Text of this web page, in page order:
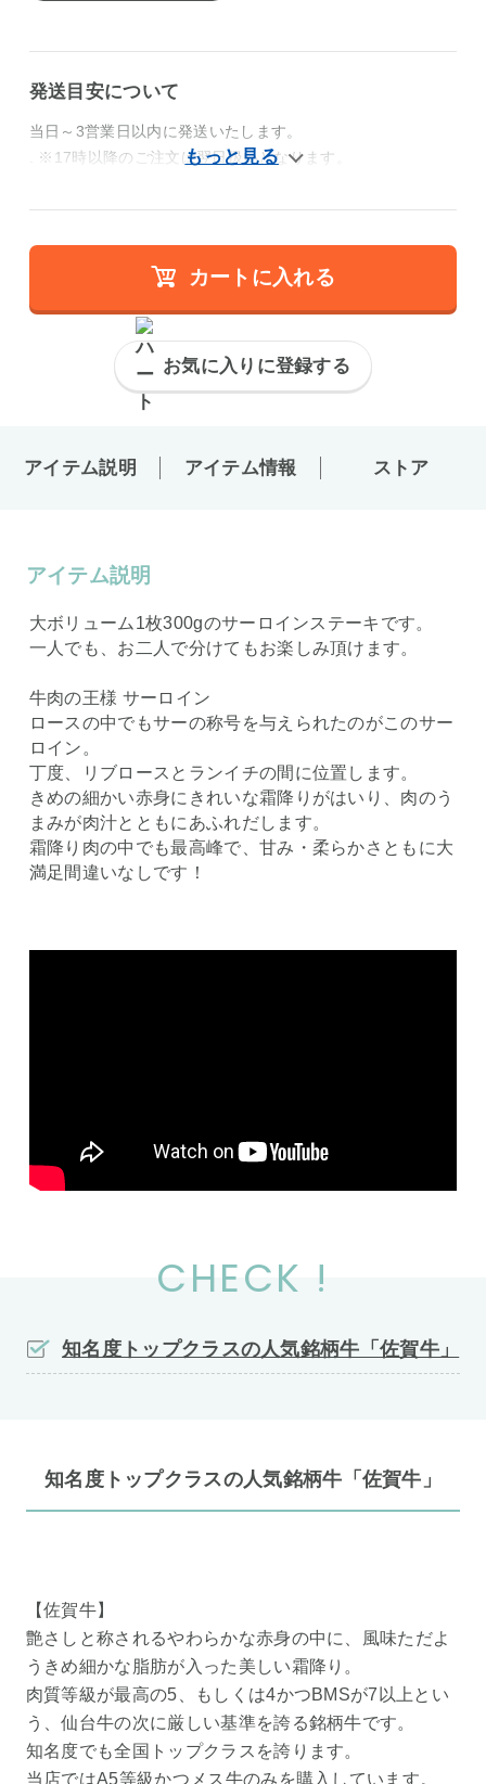
発送目安について
当日～3営業日以内に発送いたします。
. ※17時以降のご注文は翌日扱いとなります。
カートに入れる
お気に入りに登録する
アイテム説明 アイテム情報 ストア
アイテム説明
大ボリューム1枚300gのサーロインステーキです。
一人でも、お二人で分けてもお楽しみ頂けます。
牛肉の王様 サーロイン
ロースの中でもサーの称号を与えられたのがこのサー
ロイン。
丁度、リブロースとランイチの間に位置します。
きめの細かい赤身にきれいな霜降りがはいり、肉のう
まみが肉汁とともにあふれだします。
霜降り肉の中でも最高峰で、甘み・柔らかさともに大
満足間違いなしです！
CHECK !
知名度トップクラスの人気銘柄牛「佐賀牛」
知名度トップクラスの人気銘柄牛「佐賀牛」
【佐賀牛】
艶さしと称されるやわらかな赤身の中に、風味ただよ
うきめ細かな脂肪が入った美しい霜降り。
肉質等級が最高の5、もしくは4かつBMSが7以上とい
う、仙台牛の次に厳しい基準を誇る銘柄牛です。
知名度でも全国トップクラスを誇ります。
当店ではA5等級かつメス牛のみを購入しています。